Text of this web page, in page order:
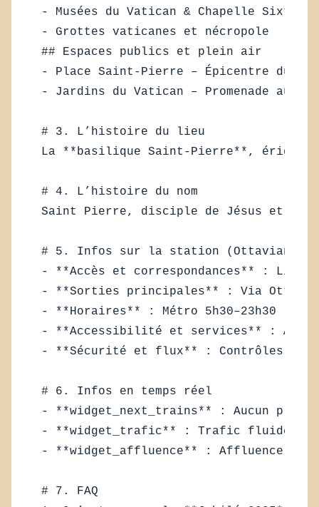
- Musées du Vatican & Chapelle
- Grottes vaticanes et nécropole
## Espaces publics et plein air
- Place Saint-Pierre – Épicentre du
- Jardins du Vatican – Promenade au
# 3. L’histoire du lieu
La **basilique Saint-Pierre**, érigée
# 4. L’histoire du nom
Saint Pierre, disciple de Jésus et «
# 5. Infos sur la station (Ottaviano-
- **Accès et correspondances** :
- **Sorties principales** : Via
- **Horaires** : Métro 5h30–23h30
- **Accessibilité et services** :
- **Sécurité et flux** : Contrôles de
# 6. Infos en temps réel
- **widget_next_trains** : Aucun
- **widget_trafic** : Trafic fluide
- **widget_affluence** : Affluence
# 7. FAQ